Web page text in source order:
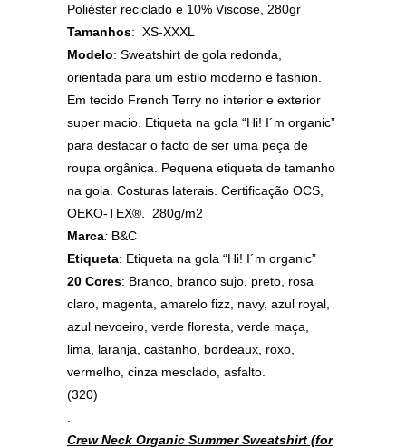
Poliéster reciclado e 10% Viscose, 280gr
Tamanhos: XS-XXXL
Modelo: Sweatshirt de gola redonda,
orientada para um estilo moderno e fashion.
Em tecido French Terry no interior e exterior
super macio. Etiqueta na gola “Hi! I´m organic”
para destacar o facto de ser uma peça de
roupa orgânica. Pequena etiqueta de tamanho
na gola. Costuras laterais. Certificação OCS,
OEKO-TEX®. 280g/m2
Marca: B&C
Etiqueta: Etiqueta na gola “Hi! I´m organic”
20 Cores: Branco, branco sujo, preto, rosa
claro, magenta, amarelo fizz, navy, azul royal,
azul nevoeiro, verde floresta, verde maça,
lima, laranja, castanho, bordeaux, roxo,
vermelho, cinza mesclado, asfalto.
(320)
Crew Neck Organic Summer Sweatshirt (for